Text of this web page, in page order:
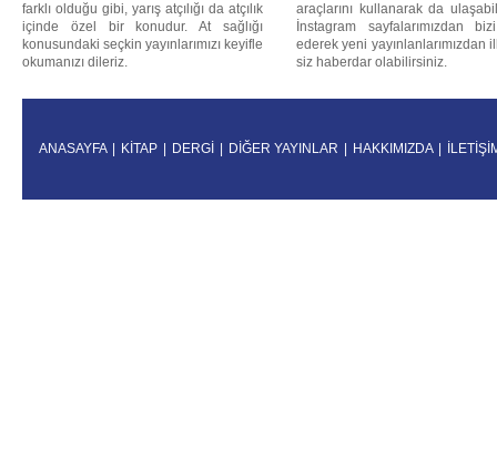
farklı olduğu gibi, yarış atçılığı da atçılık
içinde özel bir konudur. At sağlığı
konusundaki seçkin yayınlarımızı keyifle
okumanızı dileriz.
araçlarını kullanarak da
İnstagram sayfalarımızdan
ederek yeni yayınlanlarımızdan
siz haberdar olabilirsiniz.
ANASAYFA KİTAP DERGİ DİĞER YAYINLAR HAKKIMIZDA